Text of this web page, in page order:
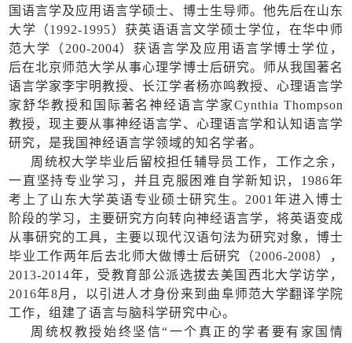
国语言学及应用语言学硕士、博士生导师。他先后在山东
大学（1992-1995）获英语语言文学硕士学位，在华中师
范大学（200-2004）获语言学及应用语言学博士学位，
后在北京师范大学从事心理学博士后研究。师从我国著名
语言学家李宇明教授、长江学者杨亦鸣教授、心理语言学
家舒华教授和国际著名神经语言学家Cynthia Thompson
教授，现主要从事神经语言学、心理语言学和认知语言学
研究，是我国神经语言学领域的知名学者。
周统权大学毕业后留校担任辅导员工作，工作之余，
一直坚持专业学习，并且克服困难自学新知识， 1986年
考上了山东大学英语专业硕士研究生。2001年进入博士
阶段的学习，主要研究方向转向神经语言学，将英语变成
从事研究的工具，主要以现代汉语句法为研究对象，博士
毕业工作两年后去北师大做博士后研究（2006-2008），
2013-2014年，受教育部公派选拔去美国西北大学访学，
2016年8月，以引进人才身份来到曲阜师范大学翻译学院
工作，组建了语言与脑科学研究中心。
周统权教授始终坚信“一个真正的学者要有家国情